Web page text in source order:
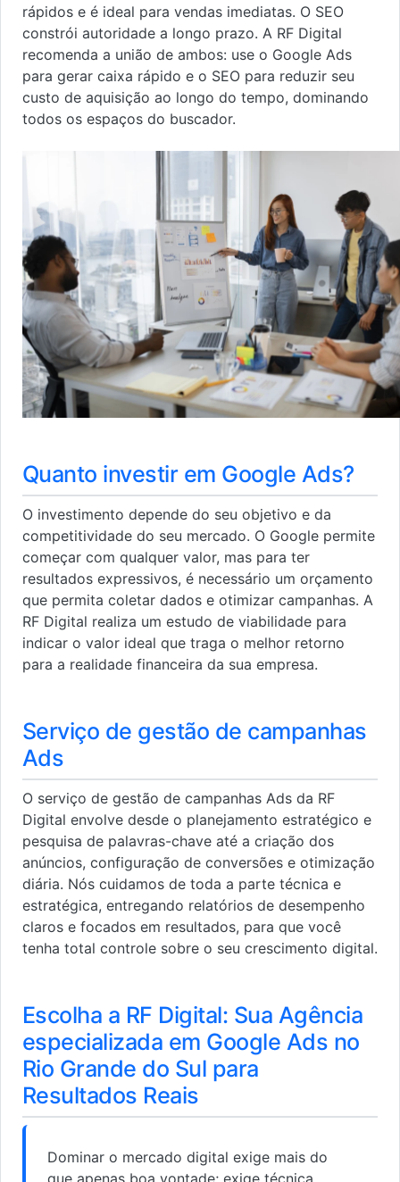
rápidos e é ideal para vendas imediatas. O SEO
constrói autoridade a longo prazo. A RF Digital
recomenda a união de ambos: use o Google Ads
para gerar caixa rápido e o SEO para reduzir seu
custo de aquisição ao longo do tempo, dominando
todos os espaços do buscador.
Quanto investir em Google Ads?
O investimento depende do seu objetivo e da
competitividade do seu mercado. O Google permite
começar com qualquer valor, mas para ter
resultados expressivos, é necessário um orçamento
que permita coletar dados e otimizar campanhas. A
RF Digital realiza um estudo de viabilidade para
indicar o valor ideal que traga o melhor retorno
para a realidade financeira da sua empresa.
Serviço de gestão de campanhas
Ads
O serviço de gestão de campanhas Ads da RF
Digital envolve desde o planejamento estratégico e
pesquisa de palavras-chave até a criação dos
anúncios, configuração de conversões e otimização
diária. Nós cuidamos de toda a parte técnica e
estratégica, entregando relatórios de desempenho
claros e focados em resultados, para que você
tenha total controle sobre o seu crescimento digital.
Escolha a RF Digital: Sua Agência
especializada em Google Ads no
Rio Grande do Sul para
Resultados Reais
Dominar o mercado digital exige mais do
que apenas boa vontade; exige técnica,